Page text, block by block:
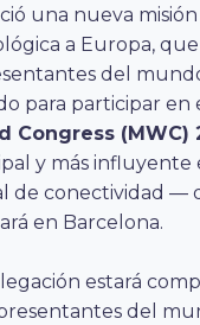
una nueva misión
a Europa,
del
para participar en
Congress (MWC)
y más influyente
de conectividad —
en Barcelona.
estará
del